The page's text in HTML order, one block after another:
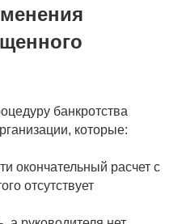
банкротства
которые:
окончательный расчет с
отсутствует